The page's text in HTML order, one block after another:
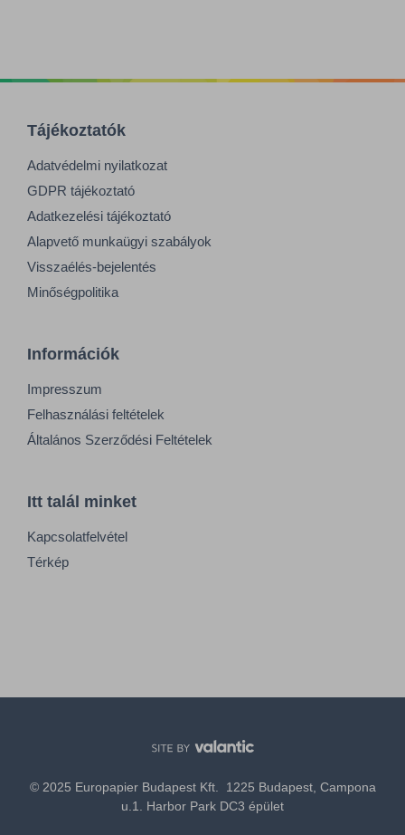
Tájékoztatók
Adatvédelmi nyilatkozat
GDPR tájékoztató
Adatkezelési tájékoztató
Alapvető munkaügyi szabályok
Visszaélés-bejelentés
Minőségpolitika
Információk
Impresszum
Felhasználási feltételek
Általános Szerződési Feltételek
Itt talál minket
Kapcsolatfelvétel
Térkép
© 2025 Europapier Budapest Kft. 1225 Budapest, Campona
u.1. Harbor Park DC3 épület